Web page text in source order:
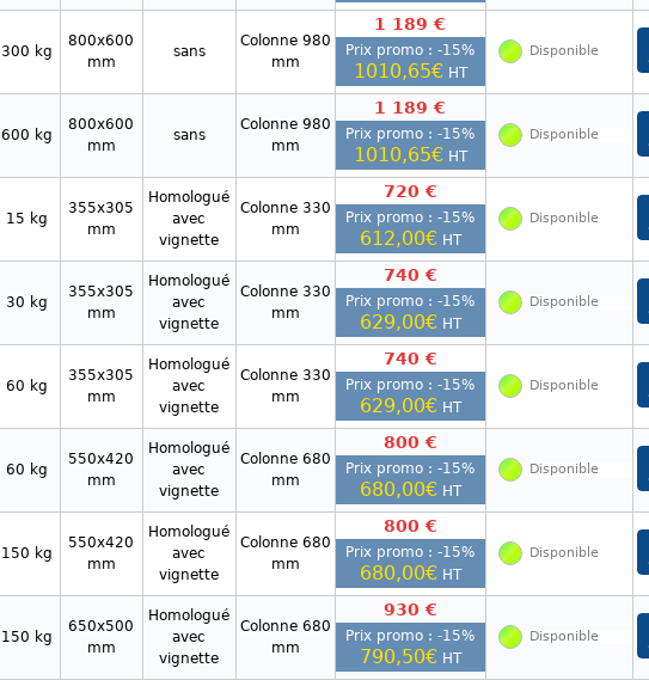
300 kg
800x600
mm
sans
Colonne 980
mm
1 189 €
Prix promo : -15%
1010,65€ HT
Disponible
600 kg
800x600
mm
sans
Colonne 980
mm
1 189 €
Prix promo : -15%
1010,65€ HT
Disponible
15 kg
355x305
mm
Homologué
avec
vignette
Colonne 330
mm
720 €
Prix promo : -15%
612,00€ HT
Disponible
30 kg
355x305
mm
Homologué
avec
vignette
Colonne 330
mm
740 €
Prix promo : -15%
629,00€ HT
Disponible
60 kg
355x305
mm
Homologué
avec
vignette
Colonne 330
mm
740 €
Prix promo : -15%
629,00€ HT
Disponible
60 kg
550x420
mm
Homologué
avec
vignette
Colonne 680
mm
800 €
Prix promo : -15%
680,00€ HT
Disponible
150 kg
550x420
mm
Homologué
avec
vignette
Colonne 680
mm
800 €
Prix promo : -15%
680,00€ HT
Disponible
150 kg
650x500
mm
Homologué
avec
vignette
Colonne 680
mm
930 €
Prix promo : -15%
790,50€ HT
Disponible